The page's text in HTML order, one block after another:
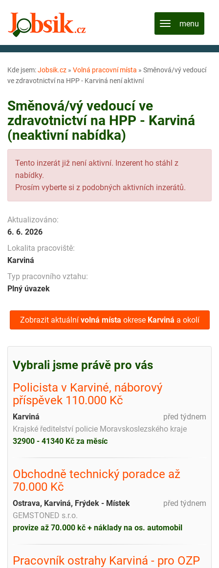
Kde jsem:Jobsik.cz » Volná pracovní místa » Směnová/vý vedoucí
ve zdravotnictví na HPP - Karviná není aktivní
Směnová/vý vedoucí ve
zdravotnictví na HPP - Karviná
(neaktivní nabídka)
Tento inzerát již není aktivní. Inzerent ho stáhl z
nabídky.
Prosím vyberte si z podobných aktivních inzerátů.
Aktualizováno:
6. 6. 2026
Lokalita pracoviště:
Karviná
Typ pracovního vztahu:
Plný úvazek
Zobrazit aktuální volná místa okrese Karviná a okolí
Vybrali jsme právě pro vás
Policista v Karviné, náborový
příspěvek 110.000 Kč
před týdnem
Karviná
Krajské ředitelství policie Moravskoslezského kraje
32900 - 41340 Kč za měsíc
Obchodně technický poradce až
70.000 Kč
před týdnem
Ostrava, Karviná, Frýdek - Místek
GEMSTONED s.r.o.
provize až 70.000 kč + náklady na os. automobil
Pracovník ostrahy Karviná - pro OZP